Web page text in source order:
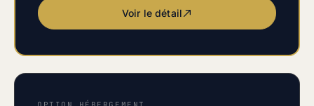
Voir le détail